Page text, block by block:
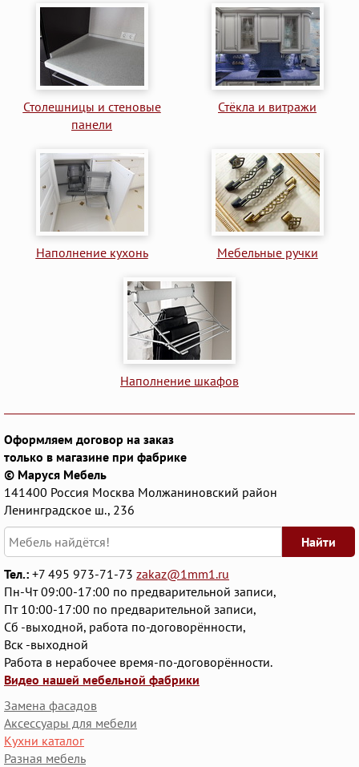
Столешницы и стеновые
панели
Стёкла и витражи
Наполнение кухонь Мебельные ручки
Наполнение шкафов
Оформляем договор на заказ
только в магазине при фабрике
© Маруся Мебель
141400 Россия Москва Молжаниновский район
Ленинградское ш., 236
Найти
Тел.: +7 495 973-71-73 zakaz@1mm1.ru
Пн-Чт 09:00-17:00 по предварительной записи,
Пт 10:00-17:00 по предварительной записи,
Сб -выходной, работа по-договорённости,
Вск -выходной
Работа в нерабочее время-по-договорённости.
Видео нашей мебельной фабрики
Замена фасадов
Аксессуары для мебели
Кухни каталог
Разная мебель